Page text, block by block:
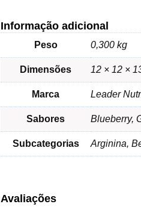
Informação adicional
Peso 0,300 kg
Dimensões 12 × 12 ×
Marca Leader
Sabores Blueberry,
Subcategorias Arginina,
Avaliações